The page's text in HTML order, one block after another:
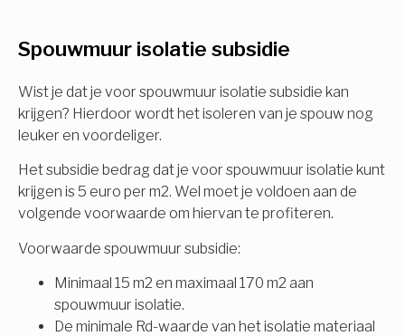
Spouwmuur isolatie subsidie
Wist je dat je voor spouwmuur isolatie subsidie kan
krijgen? Hierdoor wordt het isoleren van je spouw nog
leuker en voordeliger.
Het subsidie bedrag dat je voor spouwmuur isolatie kunt
krijgen is 5 euro per m2. Wel moet je voldoen aan de
volgende voorwaarde om hiervan te profiteren.
Voorwaarde spouwmuur subsidie:
Minimaal 15 m2 en maximaal 170 m2 aan
spouwmuur isolatie.
De minimale Rd-waarde van het isolatie materiaal
Isolatiemaatregel
Spouwisolatie
Vloerisolatie
Dakisolatie
Gevelisolatie
Vorige
subsidie!
Vul uw gegevens in en ontvang nu direct uw
berekening per mail.
Voornaam
Achternaam